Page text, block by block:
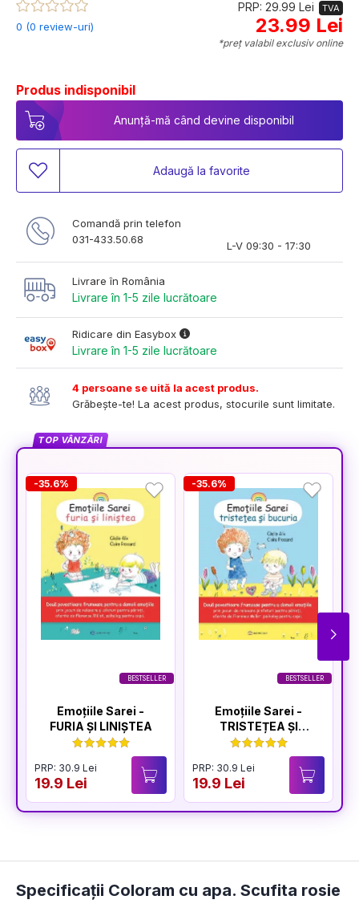
0 (0 review-uri)
PRP: 29.99 Lei TVA
23.99 Lei
*preț valabil exclusiv online
Produs indisponibil
Anunță-mă când devine disponibil
Adaugă la favorite
Comandă prin telefon
031-433.50.68
L-V 09:30 - 17:30
Livrare în România
Livrare în 1-5 zile lucrătoare
Ridicare din Easybox
Livrare în 1-5 zile lucrătoare
4 persoane se uită la acest produs.
Grăbește-te! La acest produs, stocurile sunt limitate.
TOP VÂNZĂRI
BESTSELLER
-35.6%
Emoțiile Sarei -
FURIA ȘI LINIȘTEA
PRP: 30.9 Lei
19.9 Lei
BESTSELLER
-35.6%
Emoțiile Sarei -
TRISTEȚEA ȘI
BUCURIA
PRP: 30.9 Lei
19.9 Lei
Specificații Coloram cu apa. Scufita rosie